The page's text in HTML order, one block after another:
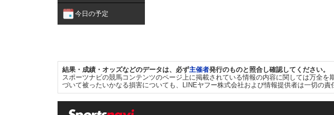
今日の予定
結果・成績・オッズなどのデータは、必ず主催者発行のものと照合し確認してください。
スポーツナビの競馬コンテンツのページ上に掲載されている情報の内容に関しては万全
づいて被ったいかなる損害についても、LINEヤフー株式会社および情報提供者は一切の責